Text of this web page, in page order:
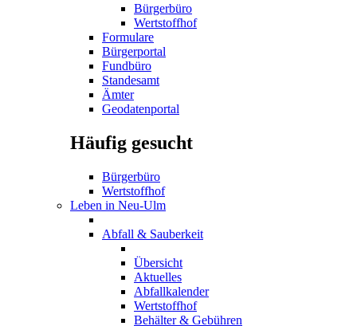
Bürgerbüro
Wertstoffhof
Formulare
Bürgerportal
Fundbüro
Standesamt
Ämter
Geodatenportal
Häufig gesucht
Bürgerbüro
Wertstoffhof
Leben in Neu-Ulm
Abfall & Sauberkeit
Übersicht
Aktuelles
Abfallkalender
Wertstoffhof
Behälter & Gebühren